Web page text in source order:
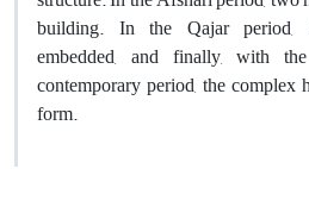
building. In the Qajar period,
embedded, and finally, with
contemporary period, the complex
form.